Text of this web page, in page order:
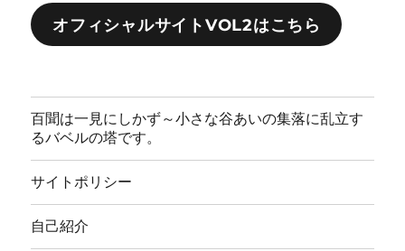
オフィシャルサイトVOL2はこちら
百聞は一見にしかず～小さな谷あいの集落に乱立す
るバベルの塔です。
サイトポリシー
自己紹介